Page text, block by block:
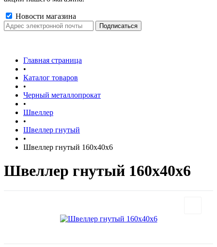
Новости магазина
Главная страница
•
Каталог товаров
•
Черный металлопрокат
•
Швеллер
•
Швеллер гнутый
•
Швеллер гнутый 160х40х6
Швеллер гнутый 160х40х6